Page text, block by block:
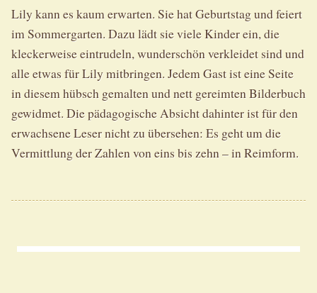
Lily kann es kaum erwarten. Sie hat Geburtstag und feiert
im Sommergarten. Dazu lädt sie viele Kinder ein, die
kleckerweise eintrudeln, wunderschön verkleidet sind und
alle etwas für Lily mitbringen. Jedem Gast ist eine Seite
in diesem hübsch gemalten und nett gereimten Bilderbuch
gewidmet. Die pädagogische Absicht dahinter ist für den
erwachsene Leser nicht zu übersehen: Es geht um die
Vermittlung der Zahlen von eins bis zehn – in Reimform.